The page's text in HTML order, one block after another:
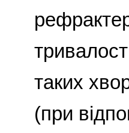
таких
(при